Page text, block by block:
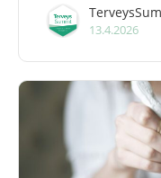
13.4.2026